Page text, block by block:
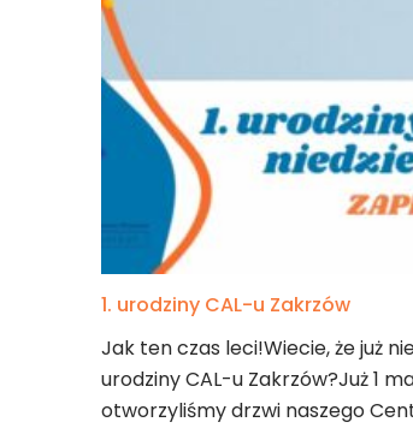
1. urodziny CAL-u Zakrzów
Jak ten czas leci!Wiecie, że już
urodziny CAL-u Zakrzów?Już 1
otworzyliśmy drzwi naszego